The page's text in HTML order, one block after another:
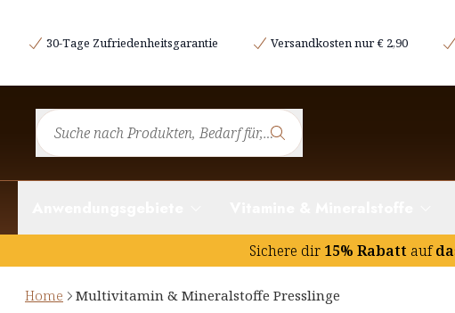
30-Tage Zufriedenheitsgarantie Versandkosten nur € 2,90
Sichere dir 15% Rabatt auf
Home Multivitamin & Mineralstoffe Presslinge